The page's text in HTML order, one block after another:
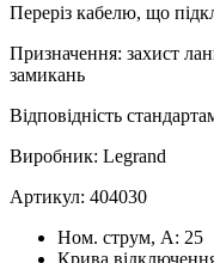
Переріз кабелю, що
Призначення: захист
замикань
Відповідність
Виробник: Legrand
Артикул: 404030
Ном. струм, А: 25
Крива